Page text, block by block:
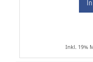
Inkl. 19%